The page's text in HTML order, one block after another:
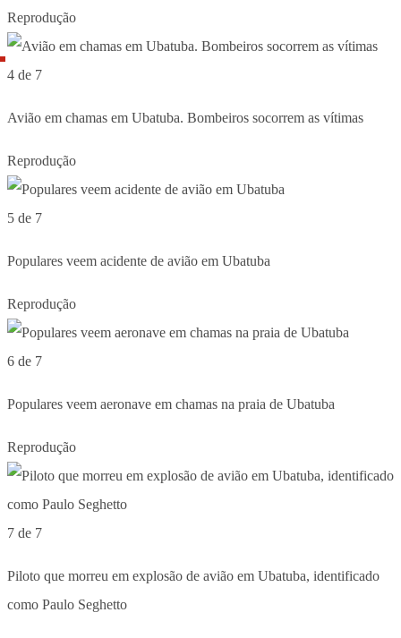
Reprodução
4 de 7
Avião em chamas em Ubatuba. Bombeiros socorrem as vítimas
Reprodução
5 de 7
Populares veem acidente de avião em Ubatuba
Reprodução
6 de 7
Populares veem aeronave em chamas na praia de Ubatuba
Reprodução
7 de 7
Piloto que morreu em explosão de avião em Ubatuba, identificado
como Paulo Seghetto